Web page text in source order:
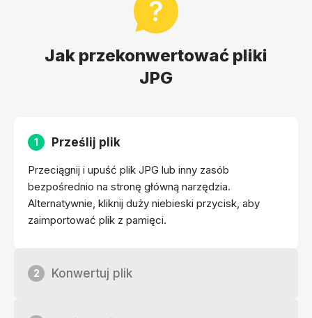
Jak przekonwertować pliki
JPG
1 Prześlij plik
Przeciągnij i upuść plik JPG lub inny zasób
bezpośrednio na stronę główną narzędzia.
Alternatywnie, kliknij duży niebieski przycisk, aby
zaimportować plik z pamięci.
2 Konwertuj plik